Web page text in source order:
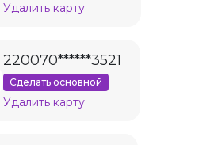
Удалить карту
220070******3521
Сделать основной
Удалить карту